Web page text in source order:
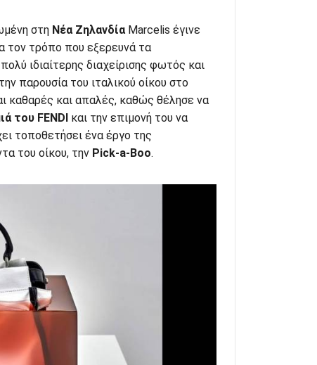
στη Νέα ΖηλανδίαMarcelis έγινε
τον τρόπο που εξερευνά τα
ιδιαίτερης διαχείρισης φωτός και
παρουσία του ιταλικού οίκου στο
καθαρές και απαλές, καθώς θέλησε να
του FENDIκαι την επιμονή του να
τοποθετήσει ένα έργο της
του οίκου, τηνPick-a-Boo.